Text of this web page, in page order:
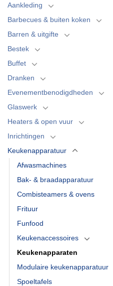
Aankleding
Barbecues & buiten koken
Barren & uitgifte
Bestek
Buffet
Dranken
Evenementbenodigdheden
Glaswerk
Heaters & open vuur
Inrichtingen
Keukenapparatuur
Afwasmachines
Bak- & braadapparatuur
Combisteamers & ovens
Frituur
Funfood
Keukenaccessoires
Keukenapparaten
Modulaire keukenapparatuur
Spoeltafels